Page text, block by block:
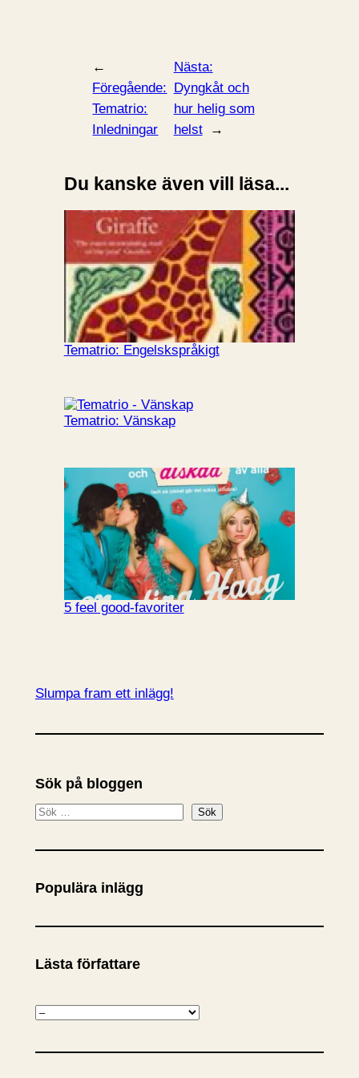
←
Föregående:
Tematrio:
Inledningar
Nästa:
Dyngkåt och
hur helig som
helst
→
Du kanske även vill läsa...
Tematrio: Engelskspråkigt
Tematrio: Vänskap
5 feel good-favoriter
Slumpa fram ett inlägg!
Sök på bloggen
S
k
Sök
Populära inlägg
Lästa författare
K
t